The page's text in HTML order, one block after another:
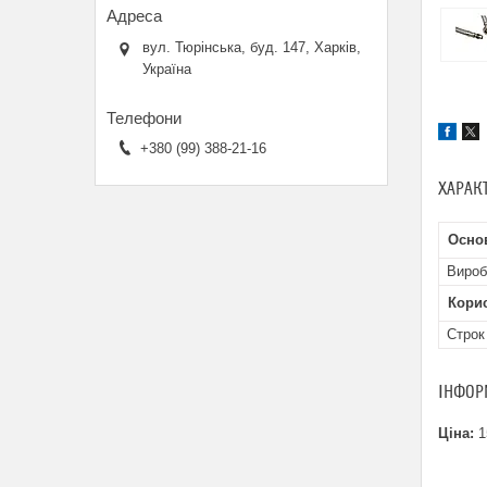
Строк
Ціна:
вул. Тюрінська, буд. 147, Харків,
Україна
+380 (99) 388-21-16